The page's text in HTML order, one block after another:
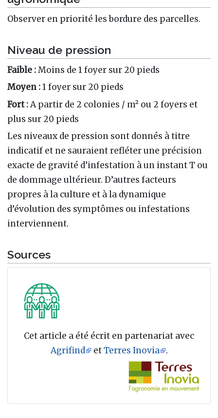
Observer en priorité les bordure des parcelles.
Niveau de pression
Faible :Moins de 1 foyer sur 20 pieds
Moyen :1 foyer sur 20 pieds
Fort :A partir de 2 colonies / m² ou 2 foyers et
plus sur 20 pieds
Les niveaux de pression sont donnés à titre
indicatif et ne sauraient refléter une précision
exacte de gravité d’infestation à un instant T ou
de dommage ultérieur. D’autres facteurs
propres à la culture et à la dynamique
d’évolution des symptômes ou infestations
interviennent.
Sources
Cet article a été écrit en partenariat avec
Agrifind
etTerres Inovia .